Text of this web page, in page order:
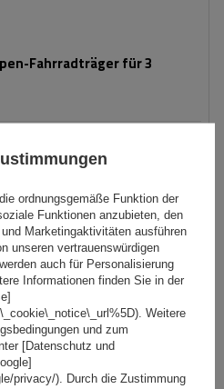
Fahrradträger für 3
166,99 €-16%
Wir versenden schon am 10. August
2
22,5 kg
45 kg
Aluminiumkonstruktion
ordnungsgemäße Funktion der
Funktionen anzubieten, den
Marketingaktivitäten ausführen
unseren vertrauenswürdigen
auch für Personalisierung
Informationen finden Sie in der
Weitere
und zum
[Datenschutz und
privacy/). Durch die Zustimmung